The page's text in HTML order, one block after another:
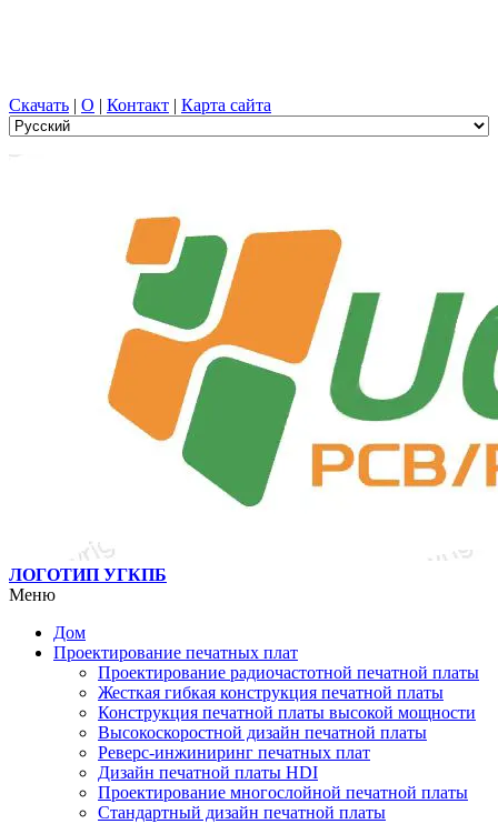
Скачать | О | Контакт | Карта сайта
ЛОГОТИП УГКПБ
Меню
Дом
Проектирование печатных плат
Проектирование радиочастотной печатной платы
Жесткая гибкая конструкция печатной платы
Конструкция печатной платы высокой мощности
Высокоскоростной дизайн печатной платы
Реверс-инжиниринг печатных плат
Дизайн печатной платы HDI
Проектирование многослойной печатной платы
Стандартный дизайн печатной платы